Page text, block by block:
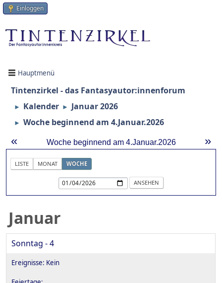
Einloggen
Hauptmenü
Tintenzirkel - das Fantasyautor:innenforum
► Kalender ► Januar 2026
► Woche beginnend am 4.Januar.2026
« »
Woche beginnend am 4.Januar.2026
LISTE MONAT WOCHE
Januar
Sonntag - 4